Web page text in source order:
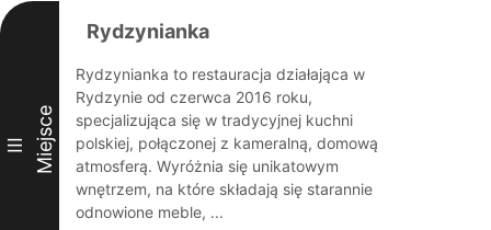
III Miejsce
Rydzynianka
Rydzynianka to restauracja działająca w
Rydzynie od czerwca 2016 roku,
specjalizująca się w tradycyjnej kuchni
polskiej, połączonej z kameralną, domową
atmosferą. Wyróżnia się unikatowym
wnętrzem, na które składają się starannie
odnowione meble, ...